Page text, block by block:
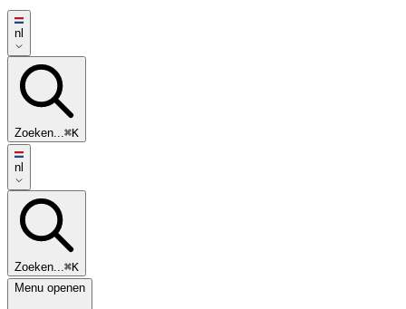
nl
Zoeken...⌘K
nl
Zoeken...⌘K
Menu openen